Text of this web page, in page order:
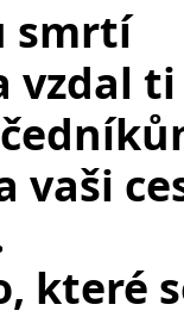
smrtí
vzdal
vaši
které